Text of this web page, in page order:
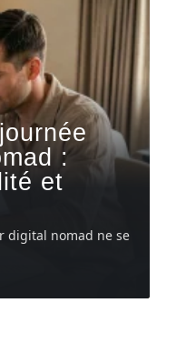
:
et
digital nomad ne se